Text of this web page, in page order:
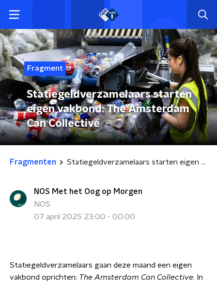
Fragment
Statiegeldverzamelaars starten
eigen vakbond: The Amsterdam
Can Collective
Fragmenten Statiegeldverzamelaars starten eigen vakbond: The Amsterdam Can Collective
NOS Met het Oog op Morgen
NOS
07 april 2025 23:00 - 00:00
Statiegeldverzamelaars gaan deze maand een eigen
vakbond oprichten: The Amsterdam Can Collective. In